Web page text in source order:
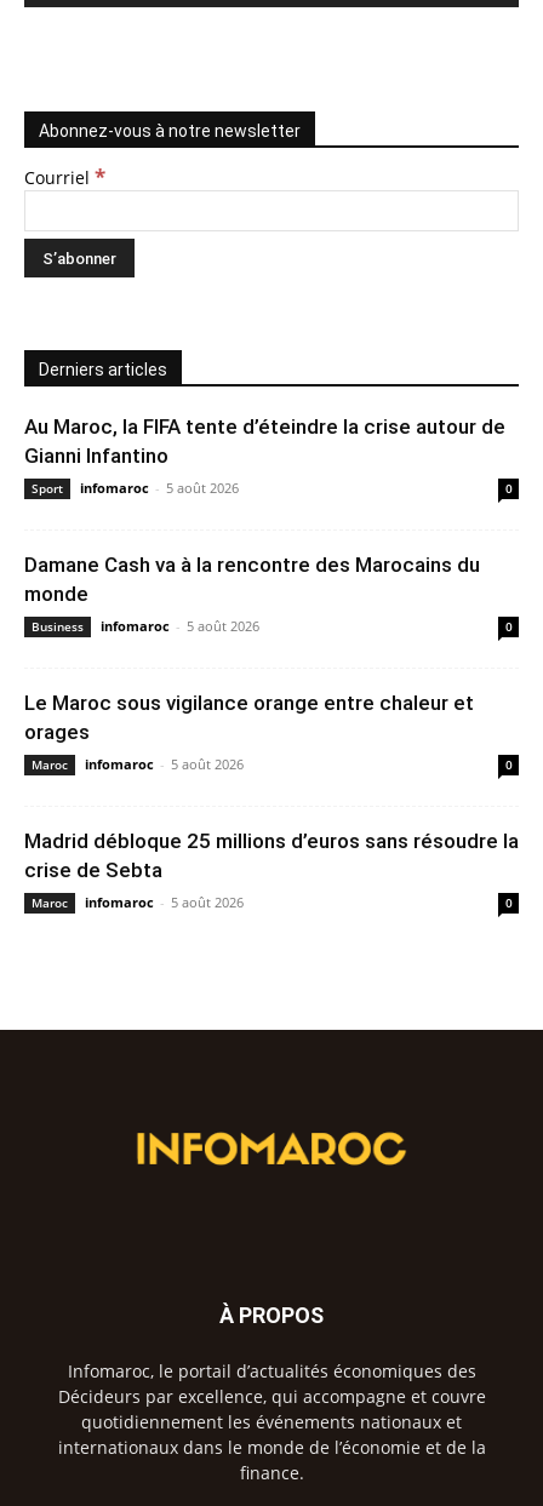
Abonnez-vous à notre newsletter
Courriel *
Derniers articles
Au Maroc, la FIFA tente d’éteindre la crise autour de
Gianni Infantino
Sport infomaroc - 5 août 2026 0
Damane Cash va à la rencontre des Marocains du
monde
Business infomaroc - 5 août 2026 0
Le Maroc sous vigilance orange entre chaleur et
orages
Maroc infomaroc - 5 août 2026 0
Madrid débloque 25 millions d’euros sans résoudre la
crise de Sebta
Maroc infomaroc - 5 août 2026 0
À PROPOS
Infomaroc, le portail d’actualités économiques des
Décideurs par excellence, qui accompagne et couvre
quotidiennement les événements nationaux et
internationaux dans le monde de l’économie et de la
finance.